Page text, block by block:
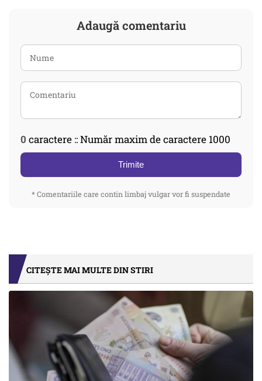
Adaugă comentariu
0 caractere :: Număr maxim de caractere 1000
Trimite
* Comentariile care contin limbaj vulgar vor fi suspendate
CITEȘTE MAI MULTE DIN STIRI